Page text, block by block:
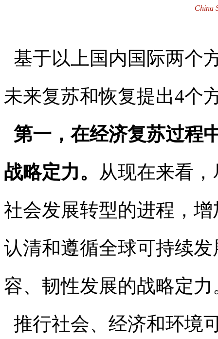
China
基于以上国内国际两个
未来复苏和恢复提出4个
第一，在经济复苏过程
战略定力。 从现在来看
社会发展转型的进程，
认清和遵循全球可持续
容、韧性发展的战略定力
推行社会、经济和环境